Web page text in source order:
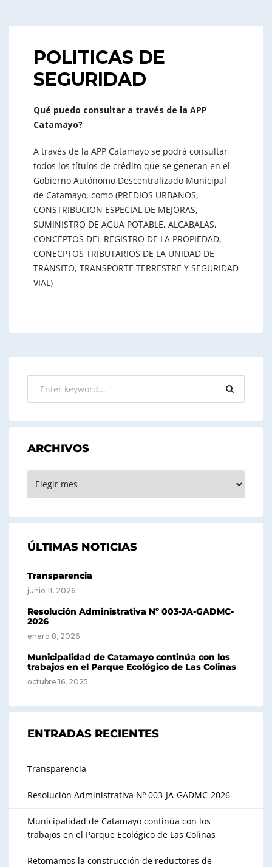
POLITICAS DE
SEGURIDAD
Qué puedo consultar a través de la APP
Catamayo?
A través de la APP Catamayo se podrá consultar
todos los títulos de crédito que se generan en el
Gobierno Autónomo Descentralizado Municipal
de Catamayo, como (PREDIOS URBANOS,
CONSTRIBUCION ESPECIAL DE MEJORAS,
SUMINISTRO DE AGUA POTABLE, ALCABALAS,
CONCEPTOS DEL REGISTRO DE LA PROPIEDAD,
CONECPTOS TRIBUTARIOS DE LA UNIDAD DE
TRANSITO, TRANSPORTE TERRESTRE Y SEGURIDAD
VIAL)
ARCHIVOS
ÚLTIMAS NOTICIAS
Transparencia
junio 11, 2026
Resolución Administrativa Nº 003-JA-GADMC-
2026
enero 8, 2026
Municipalidad de Catamayo continúa con los
trabajos en el Parque Ecológico de Las Colinas
octubre 16, 2025
ENTRADAS RECIENTES
Transparencia
Resolución Administrativa Nº 003-JA-GADMC-2026
Municipalidad de Catamayo continúa con los
trabajos en el Parque Ecológico de Las Colinas
Retomamos la construcción de reductores de